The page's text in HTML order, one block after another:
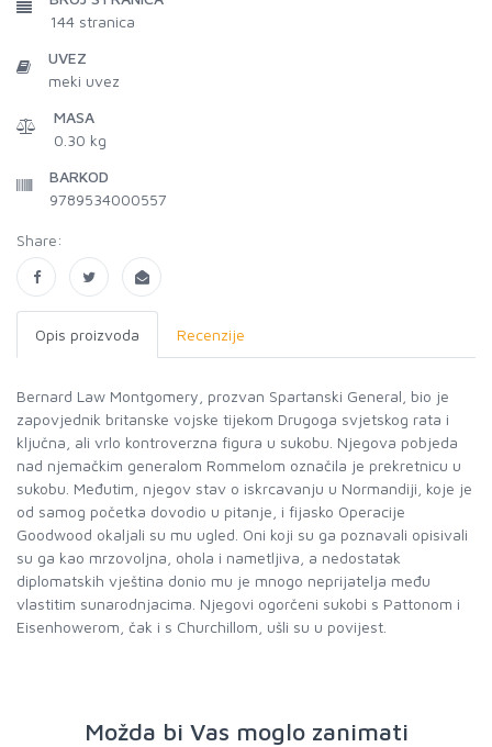
144 stranica
UVEZ
meki uvez
MASA
0.30 kg
BARKOD
9789534000557
Share:
Opis proizvoda Recenzije
Bernard Law Montgomery, prozvan Spartanski General, bio je
zapovjednik britanske vojske tijekom Drugoga svjetskog rata i
ključna, ali vrlo kontroverzna figura u sukobu. Njegova pobjeda
nad njemačkim generalom Rommelom označila je prekretnicu u
sukobu. Međutim, njegov stav o iskrcavanju u Normandiji, koje je
od samog početka dovodio u pitanje, i fijasko Operacije
Goodwood okaljali su mu ugled. Oni koji su ga poznavali opisivali
su ga kao mrzovoljna, ohola i nametljiva, a nedostatak
diplomatskih vještina donio mu je mnogo neprijatelja među
vlastitim sunarodnjacima. Njegovi ogorčeni sukobi s Pattonom i
Eisenhowerom, čak i s Churchillom, ušli su u povijest.
Možda bi Vas moglo zanimati